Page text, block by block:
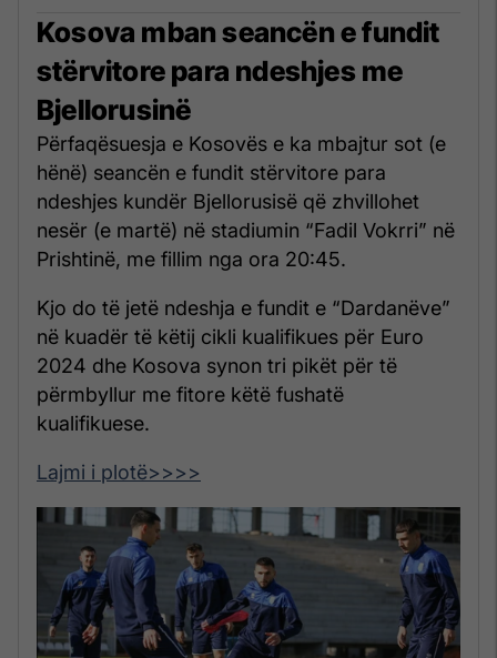
Kosova mban seancën e fundit
stërvitore para ndeshjes me
Bjellorusinë
Përfaqësuesja e Kosovës e ka mbajtur sot (e
hënë) seancën e fundit stërvitore para
ndeshjes kundër Bjellorusisë që zhvillohet
nesër (e martë) në stadiumin “Fadil Vokrri” në
Prishtinë, me fillim nga ora 20:45.
Kjo do të jetë ndeshja e fundit e “Dardanëve”
në kuadër të këtij cikli kualifikues për Euro
2024 dhe Kosova synon tri pikët për të
përmbyllur me fitore këtë fushatë
kualifikuese.
Lajmi i plotë>>>>